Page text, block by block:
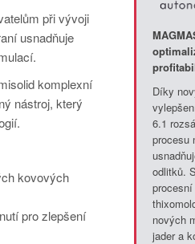
při vývoji
usnadňuje
komplexní
nástroj, který
kovových
pro zlepšení
Díky
6.1
procesu
odlitků.
nových
jader a